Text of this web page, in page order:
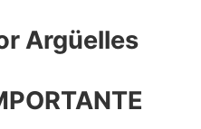
Argüelles​